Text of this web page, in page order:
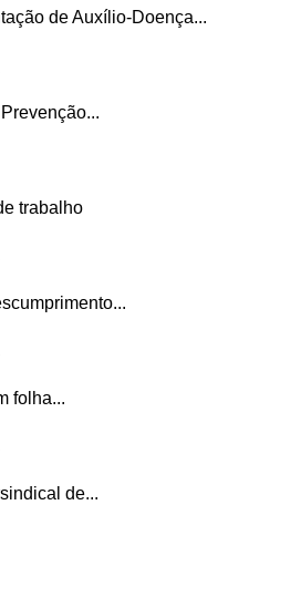
de Auxílio-Doença...
trabalho
folha...
de...